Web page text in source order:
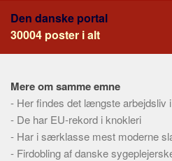
Økonomi
Jura og regler
Skatter og afgifter
Statistik
Praktisk
Alle
Meta
Den danske portal
30004 poster i alt
Mere om samme emne
- Her findes det længste arbejdsliv
- De har EU-rekord i knokleri
- Har i særklasse mest moderne
- Firdobling af danske